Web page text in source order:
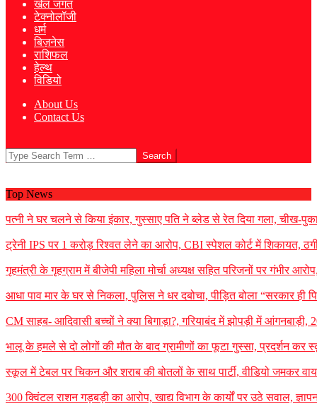
खेल जगत
टेक्नोलॉजी
धर्म
बिज़नेस
राशिफल
हेल्थ
विडियो
About Us
Contact Us
Search
Top News
पत्नी ने घर चलने से किया इंकार, गुस्साए पति ने ब्लेड से रेत दिया गला, चीख-
ट्रेनी IPS पर 1 करोड़ रिश्वत लेने का आरोप, CBI स्पेशल कोर्ट में शिकायत,
गृहमंत्री के गृहग्राम में बीजेपी महिला मोर्चा अध्यक्ष सहित परिजनों पर गंभीर
आधा पाव मार के घर से निकला, पुलिस ने धर दबोचा, पीड़ित बोला “सरकार ही
CM साहब- आदिवासी बच्चों ने क्या बिगाड़ा?, गरियाबंद में झोपड़ी में
भालू के हमले से दो लोगों की मौत के बाद ग्रामीणों का फूटा गुस्सा, प्रदर्शन कर
स्कूल में टेबल पर चिकन और शराब की बोतलों के साथ पार्टी, वीडियो जमकर
300 क्विंटल राशन गड़बड़ी का आरोप, खाद्य विभाग के कार्यों पर उठे सवाल,